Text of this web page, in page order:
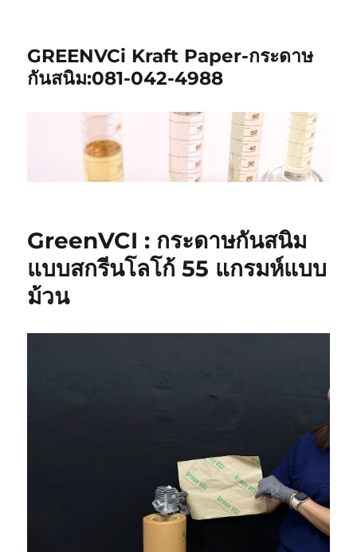
GREENVCi Kraft Paper-กระดาษ
กันสนิม:081-042-4988
GreenVCI : กระดาษกันสนิม
แบบสกรีนโลโก้ 55 แกรมห์แบบ
ม้วน